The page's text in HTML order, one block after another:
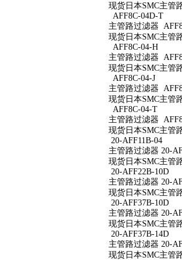
现货日本SMC主管
AFF8C-04D-T
主管路过滤器
现货日本SMC主管
AFF8C-04-H
主管路过滤器
现货日本SMC主管
AFF8C-04-J
主管路过滤器
现货日本SMC主管
AFF8C-04-T
主管路过滤器
现货日本SMC主管
20-AFF11B-04
主管路过滤器 20-
现货日本SMC主管
20-AFF22B-10D
主管路过滤器 20-
现货日本SMC主管
20-AFF37B-10D
主管路过滤器 20-
现货日本SMC主管
20-AFF37B-14D
主管路过滤器 20-
现货日本SMC主管